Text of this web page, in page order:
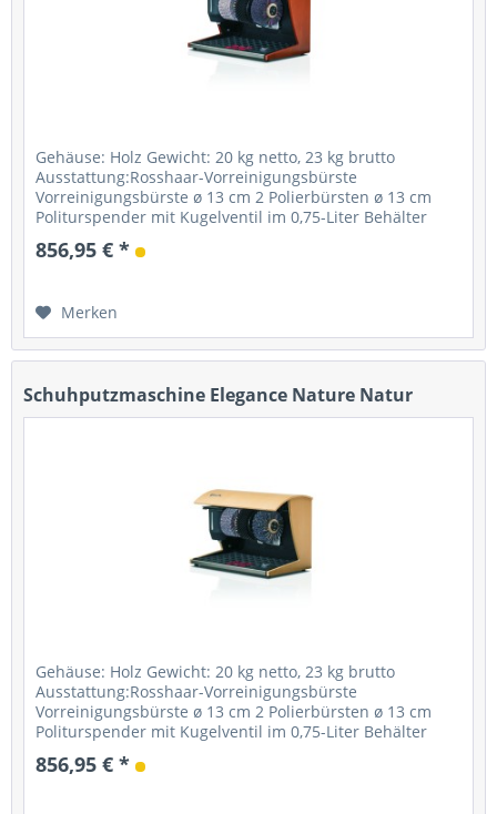
Gehäuse: Holz Gewicht: 20 kg netto, 23 kg brutto
Ausstattung:Rosshaar-Vorreinigungsbürste
Vorreinigungsbürste ø 13 cm 2 Polierbürsten ø 13 cm
Politurspender mit Kugelventil im 0,75-Liter Behälter
Starter: Fußsensor mit Timer...
856,95 € *
Merken
Schuhputzmaschine Elegance Nature Natur
Gehäuse: Holz Gewicht: 20 kg netto, 23 kg brutto
Ausstattung:Rosshaar-Vorreinigungsbürste
Vorreinigungsbürste ø 13 cm 2 Polierbürsten ø 13 cm
Politurspender mit Kugelventil im 0,75-Liter Behälter
Starter: Fußsensor mit Timer...
856,95 € *